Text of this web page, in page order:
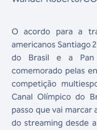
O acordo para a
americanos Santiago
do Brasil e a Pan
comemorado pelas
competição
Canal Olímpico do
passo que vai
do streaming desde